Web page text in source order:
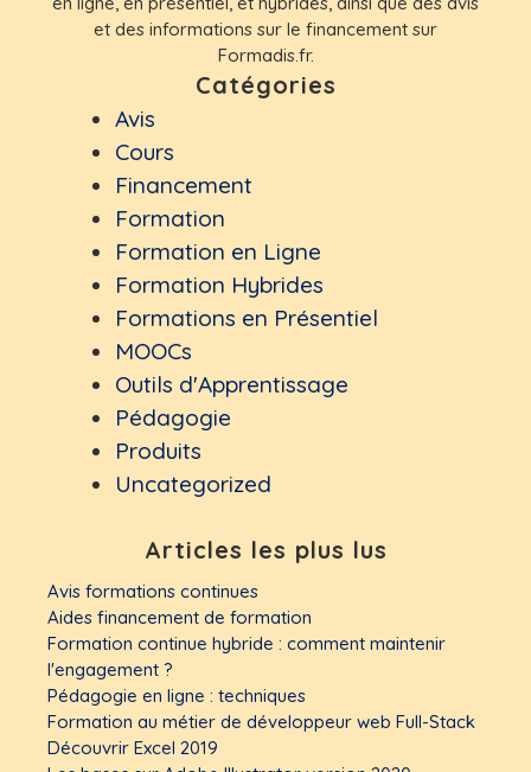
et des informations sur le financement sur
Formadis.fr.
Catégories
Avis
Cours
Financement
Formation
Formation en Ligne
Formation Hybrides
Formations en Présentiel
MOOCs
Outils d'Apprentissage
Pédagogie
Produits
Uncategorized
Articles les plus lus
Avis formations continues
Aides financement de formation
Formation continue hybride : comment maintenir
l'engagement ?
Pédagogie en ligne : techniques
Formation au métier de développeur web Full-Stack
Découvrir Excel 2019